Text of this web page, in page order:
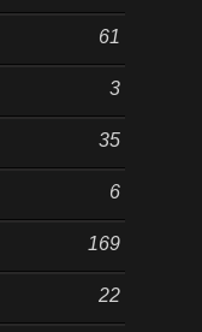
61
3
35
6
169
22